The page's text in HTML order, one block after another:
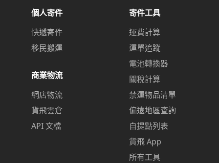
個人寄件
快遞寄件
移民搬運
商業物流
網店物流
貨飛雲倉
API 文檔
寄件工具
運費計算
運單追蹤
電池轉換器
關稅計算
禁運物品清單
偏遠地區查詢
自提點列表
貨飛 App
所有工具